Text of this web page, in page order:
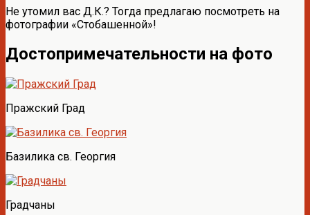
Не утомил вас Д.К.? Тогда предлагаю посмотреть на
фотографии «Стобашенной»!
Достопримечательности на фото
Пражский Град
Базилика св. Георгия
Градчаны